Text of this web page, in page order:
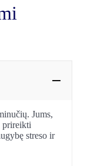
Jums,
prireikti
streso ir